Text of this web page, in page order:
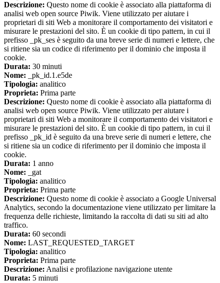
Descrizione: Questo nome di cookie è associato alla piattaforma di
analisi web open source Piwik. Viene utilizzato per aiutare i
proprietari di siti Web a monitorare il comportamento dei visitatori e
misurare le prestazioni del sito. È un cookie di tipo pattern, in cui il
prefisso _pk_ses è seguito da una breve serie di numeri e lettere, che
si ritiene sia un codice di riferimento per il dominio che imposta il
cookie.
Durata: 30 minuti
Nome: _pk_id.1.e5de
Tipologia: analitico
Proprieta: Prima parte
Descrizione: Questo nome di cookie è associato alla piattaforma di
analisi web open source Piwik. Viene utilizzato per aiutare i
proprietari di siti Web a monitorare il comportamento dei visitatori e
misurare le prestazioni del sito. È un cookie di tipo pattern, in cui il
prefisso _pk_id è seguito da una breve serie di numeri e lettere, che
si ritiene sia un codice di riferimento per il dominio che imposta il
cookie.
Durata: 1 anno
Nome: _gat
Tipologia: analitico
Proprieta: Prima parte
Descrizione: Questo nome di cookie è associato a Google Universal
Analytics, secondo la documentazione viene utilizzato per limitare la
frequenza delle richieste, limitando la raccolta di dati su siti ad alto
traffico.
Durata: 60 secondi
Nome: LAST_REQUESTED_TARGET
Tipologia: analitico
Proprieta: Prima parte
Descrizione: Analisi e profilazione navigazione utente
Durata: 5 minuti